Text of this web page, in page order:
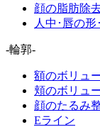
顔の脂肪除
人中･唇の形
-輪郭-
額のボリュ
頬のボリュ
顔のたるみ
Eライン